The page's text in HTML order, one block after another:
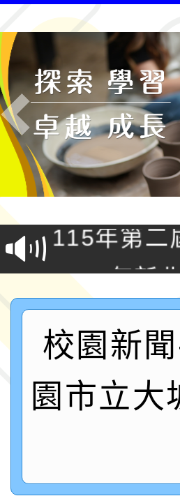
Previous
轉知桃園
共運輸服
桃「我的
案，詳如
115年第二
2026年新
鐵人三項
桃園市115
「2026年
運動系列
2026城鎮
桃園市大
年八月份
校園新
園市立大